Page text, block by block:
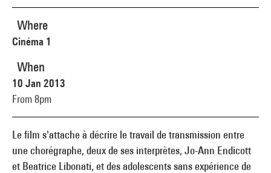
Le film s'attache à décrire le travail de transmission entre
une chorégraphe, deux de ses interprètes, Jo-Ann Endicott
et Beatrice Libonati, et des adolescents sans expérience de
Where
Cinéma 1
When
10 Jan 2013
From 8pm